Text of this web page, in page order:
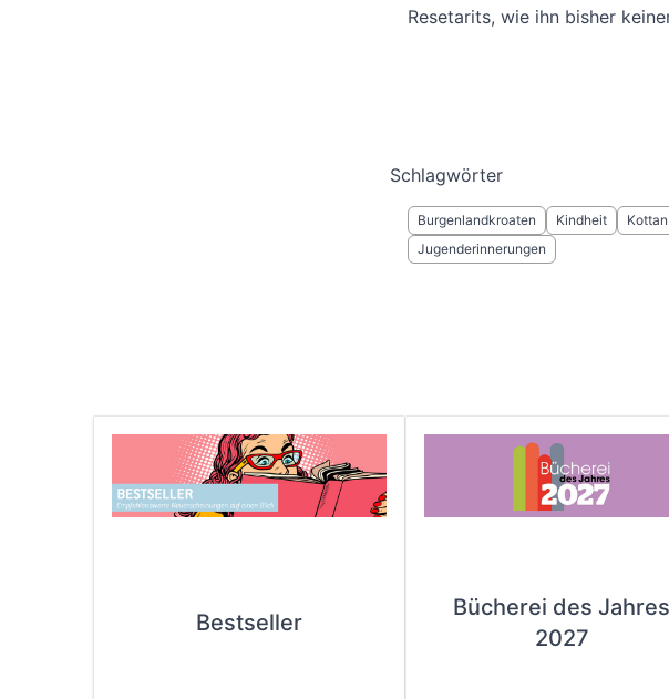
Resetarits, wie ihn bisher
Schlagwörter
Burgenlandkroaten Kindheit Kottan
Jugenderinnerungen
Bestseller
Bücherei des Jahres
2027